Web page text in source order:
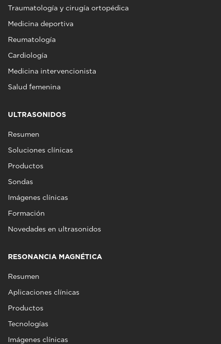
Traumatología y cirugía ortopédica
Medicina deportiva
Reumatología
Cardiología
Medicina intervencionista
Salud femenina
ULTRASONIDOS
Resumen
Soluciones clínicas
Productos
Sondas
Imágenes clínicas
Formación
Novedades en ultrasonidos
RESONANCIA MAGNÉTICA
Resumen
Aplicaciones clínicas
Productos
Tecnologías
Imágenes clínicas